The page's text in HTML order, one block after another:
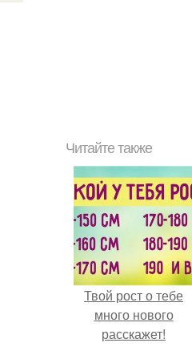
Читайте также
Твой рост о тебе
много нового
расскажет!